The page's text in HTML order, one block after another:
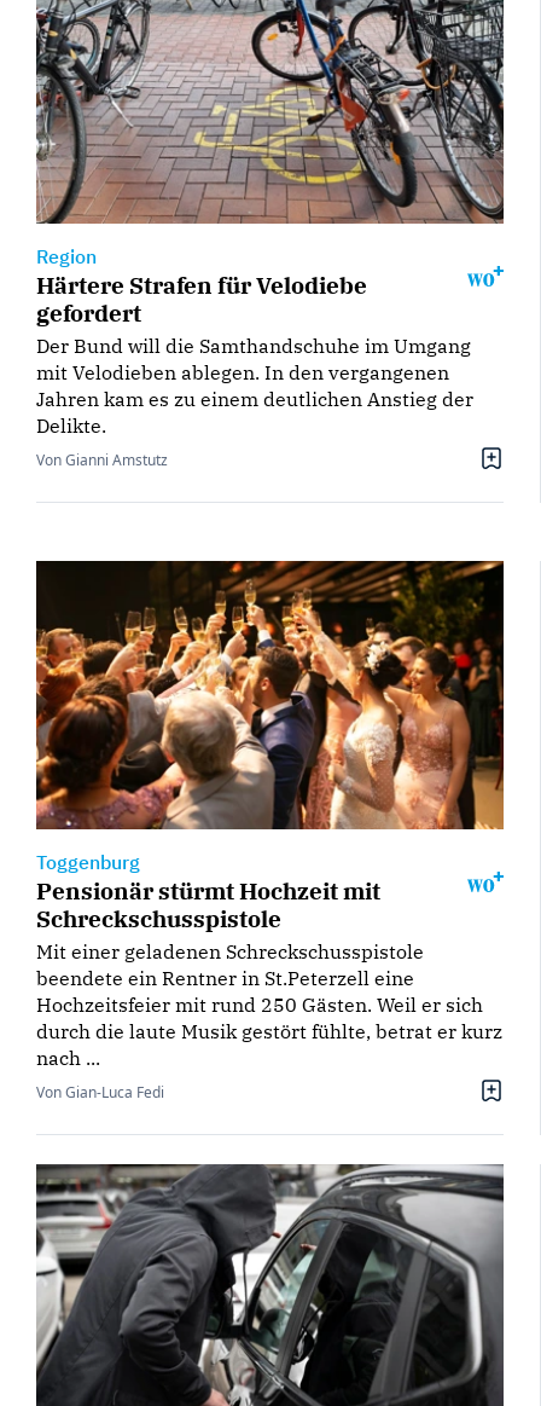
Region
Härtere Strafen für Velodiebe
gefordert
Der Bund will die Samthandschuhe im Umgang
mit Velodieben ablegen. In den vergangenen
Jahren kam es zu einem deutlichen Anstieg der
Delikte.
Von Gianni Amstutz
Toggenburg
Pensionär stürmt Hochzeit mit
Schreckschusspistole
Mit einer geladenen Schreckschusspistole
beendete ein Rentner in St.Peterzell eine
Hochzeitsfeier mit rund 250 Gästen. Weil er sich
durch die laute Musik gestört fühlte, betrat er kurz
nach ...
Von Gian-Luca Fedi